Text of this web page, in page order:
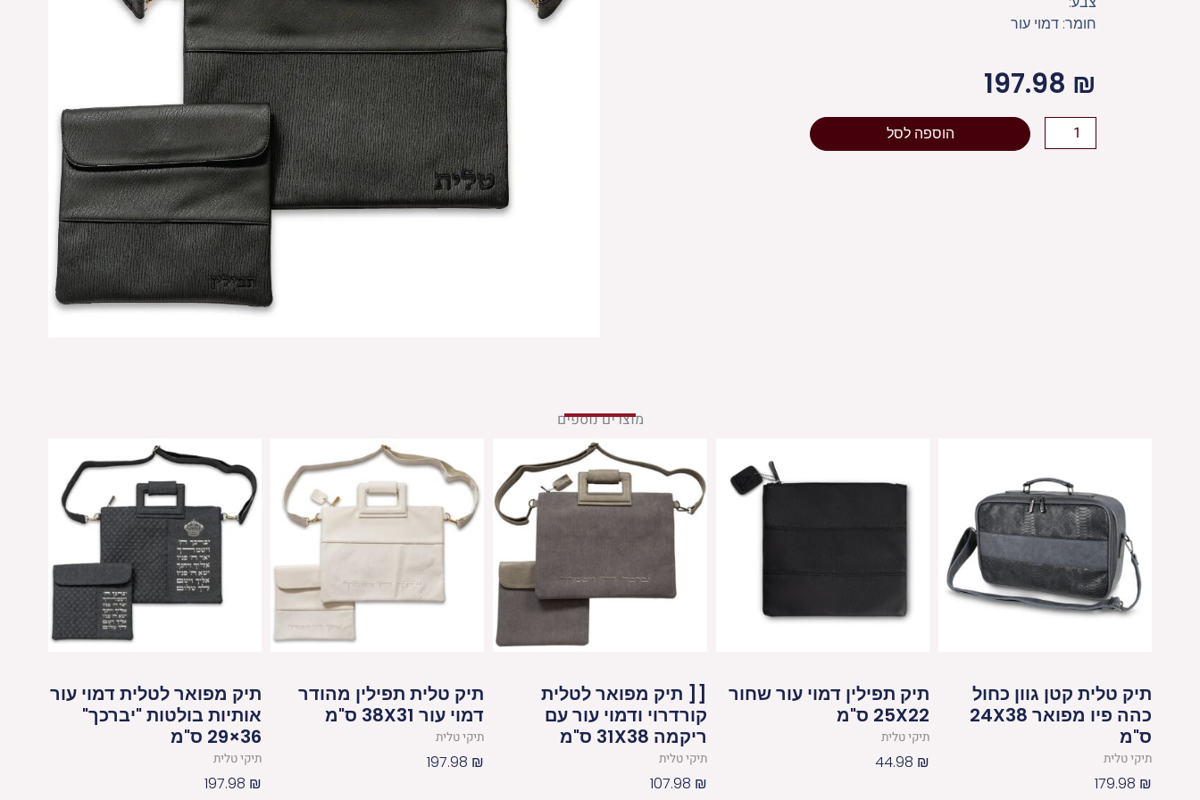
חומר: דמוי עור
197.98 ₪
כמות
של
הוספה לסל
מוצרים נוספים
תיק טלית קטן גוון כחול
כהה פיו מפואר 24X38
ס"מ
תיקי טלית
179.98 ₪
תיק תפילין דמוי עור שחור
25X22 ס"מ
תיקי טלית
44.98 ₪
[[ תיק מפואר לטלית
קורדרוי ודמוי עור עם
ריקמה 31X38 ס"מ
תיקי טלית
107.98 ₪
תיק טלית תפילין מהודר
דמוי עור 38X31 ס"מ
תיקי טלית
197.98 ₪
תיק מפואר לטלית דמוי עור
אותיות בולטות "יברכך"
36×29 ס"מ
תיקי טלית
197.98 ₪